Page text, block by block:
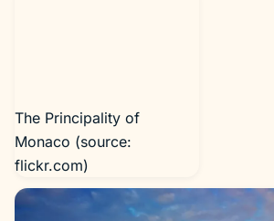
The Principality of
Monaco (source:
flickr.com)